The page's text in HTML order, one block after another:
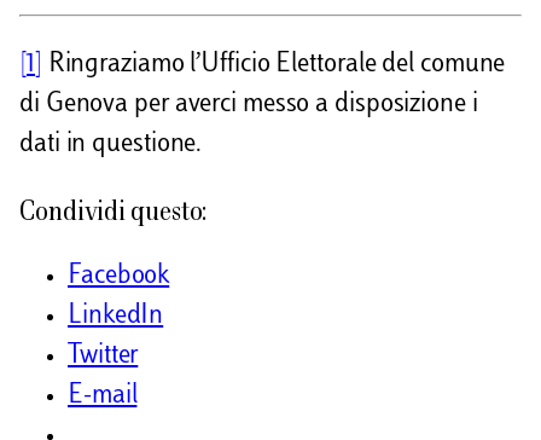
[1]
Ringraziamo l’Ufficio Elettorale del comune
di Genova per averci messo a disposizione i
dati in questione.
Condividi questo:
Facebook
LinkedIn
Twitter
E-mail